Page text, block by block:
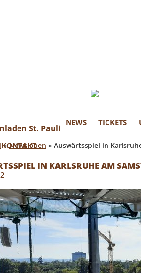
NEWS TICKETS
KONTAKT
»News oben » Auswärtsspiel in
IN KARLSRUHE AM